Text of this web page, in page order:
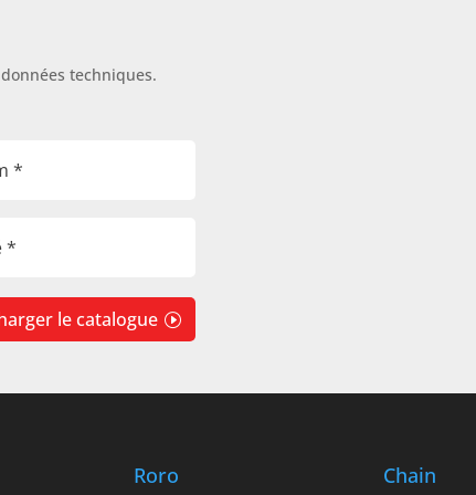
techniques.
le catalogue
Roro Chain